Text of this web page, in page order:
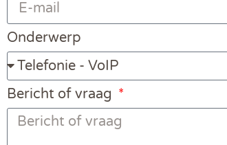
Onderwerp
Bericht of vraag